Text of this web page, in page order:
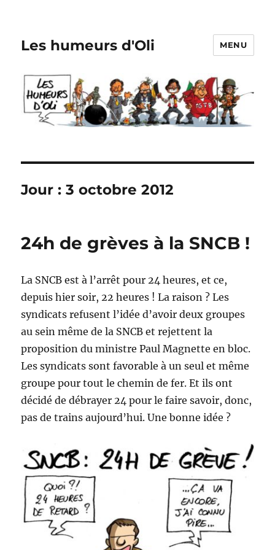
Les humeurs d'Oli MENU
Jour :3 octobre 2012
24h de grèves à la SNCB !
La SNCB est à l’arrêt pour 24 heures, et ce,
depuis hier soir, 22 heures ! La raison ? Les
syndicats refusent l’idée d’avoir deux groupes
au sein même de la SNCB et rejettent la
proposition du ministre Paul Magnette en bloc.
Les syndicats sont favorable à un seul et même
groupe pour tout le chemin de fer. Et ils ont
décidé de débrayer 24 pour le faire savoir, donc,
pas de trains aujourd’hui. Une bonne idée ?